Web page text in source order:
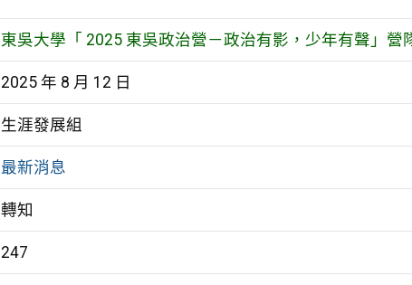
東吳大學「 2025 東吳政治營－政治有影，少年有聲」營
2025 年 8 月 12 日
生涯發展組
最新消息
轉知
247